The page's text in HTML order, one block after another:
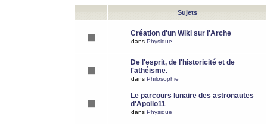
Sujets
Création d'un Wiki sur l'Arche
dans Physique
De l'esprit, de l'historicité et de
l'athéisme.
dans Philosophie
Le parcours lunaire des astronautes
d'Apollo11
dans Physique